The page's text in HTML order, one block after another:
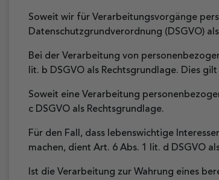
Soweit wir für Verarbeitungsvorgänge
Datenschutzgrundverordnung (DSGVO)
Bei der Verarbeitung von
lit. b DSGVO als Rechtsgrundlage. Dies
Soweit eine Verarbeitung
c DSGVO als Rechtsgrundlage.
Für den Fall, dass lebenswichtige
machen, dient Art. 6 Abs. 1 lit. d DSGVO
Ist die Verarbeitung zur Wahrung eines